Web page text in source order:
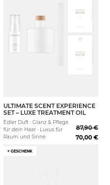
200ml
ULTIMATE SCENT EXPERIENCE
SET – LUXE TREATMENT OIL
Edler Duft · Glanz & Pflege
für dein Haar · Luxus für
Raum und Sinne
87,90 €
70,00 €
+ GESCHENK